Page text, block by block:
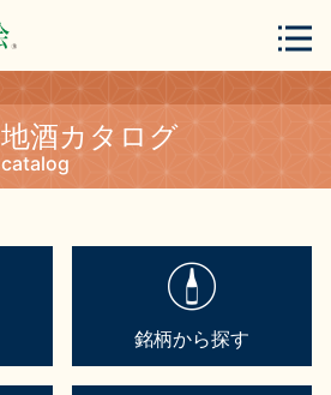
ログイン
地酒カタログ
catalog
銘柄から探す